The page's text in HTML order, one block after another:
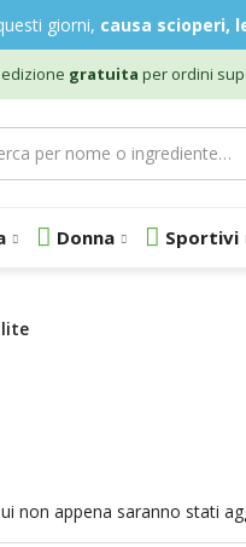
giorni, causa scioperi,
gratuita per ordini
Donna Sportivi
non appena saranno stati